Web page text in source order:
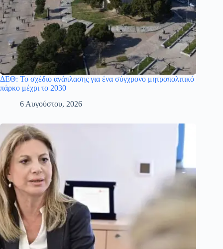
ΔΕΘ: Το σχέδιο ανάπλασης για ένα σύγχρονο μητροπολιτικό
πάρκο μέχρι το 2030
6 Αυγούστου, 2026